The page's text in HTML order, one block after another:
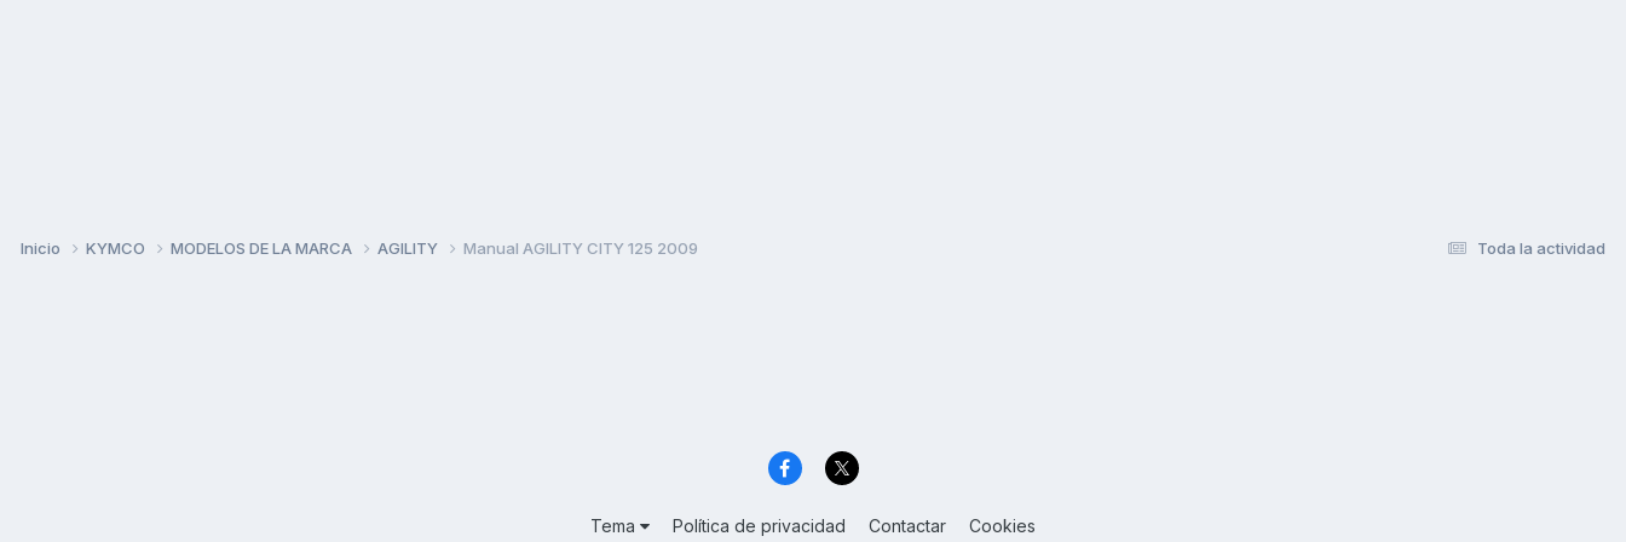
Toda la actividad
Inicio KYMCO MODELOS DE LA MARCA AGILITY Manual AGILITY CITY 125 2009
Tema Política de privacidad Contactar Cookies